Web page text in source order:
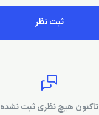
ثبت نظر
تاکنون هیچ نظری ثبت نشده